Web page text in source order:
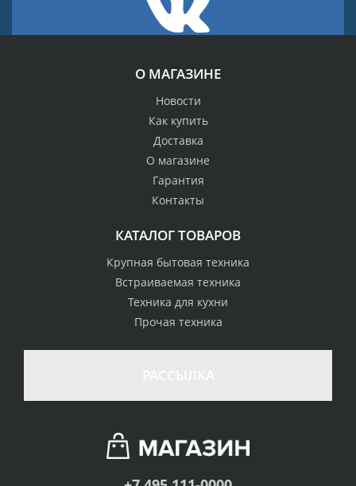
О МАГАЗИНЕ
Новости
Как купить
Доставка
О магазине
Гарантия
Контакты
КАТАЛОГ ТОВАРОВ
Крупная бытовая техника
Встраиваемая техника
Техника для кухни
Прочая техника